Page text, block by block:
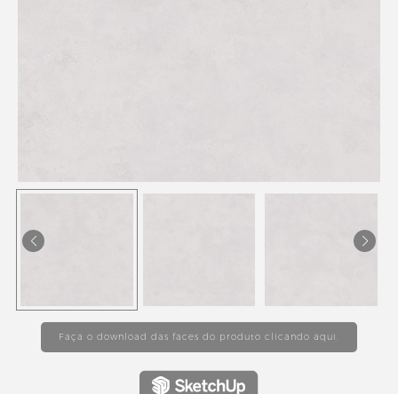
Faça o download das faces do produto clicando aqui.